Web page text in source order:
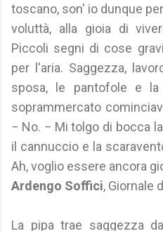
toscano, son' io dunque
voluttà, alla gioia di
Piccoli segni di cose
per l'aria. Saggezza,
sposa, le pantofole e
soprammercato
− No. − Mi tolgo di bocca
il cannuccio e la
Ah, voglio essere ancora
Ardengo Soffici, Giornale
La pipa trae saggezza